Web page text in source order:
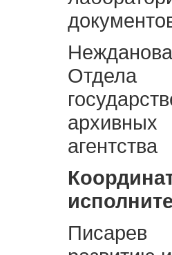
Отдела
архивных
агентства
Писарев